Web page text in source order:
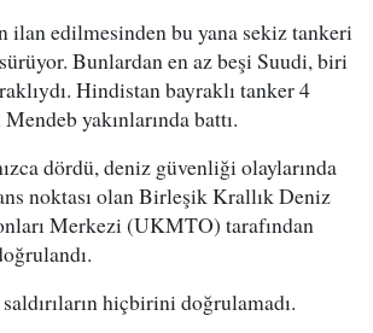
ilan edilmesinden bu yana sekiz tankeri
Bunlardan en az beşi Suudi, biri
Hindistan bayraklı tanker 4
yakınlarında battı.
dördü, deniz güvenliği olaylarında
noktası olan Birleşik Krallık Deniz
Merkezi (UKMTO) tarafından
hiçbirini doğrulamadı.